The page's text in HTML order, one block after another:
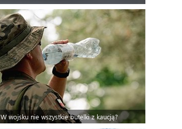
W wojsku nie wszystkie butelki z kaucją?